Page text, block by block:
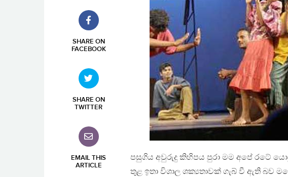
SHARE ON
FACEBOOK
SHARE ON
TWITTER
EMAIL THIS
ARTICLE
පසුගිය අවුරුදු කිහිපය පුරා මම අපේ රටේ
තුළ ඉතා විශාල ශක්‍යතාවක් ගැබ් වී ඇති බව